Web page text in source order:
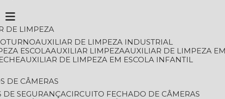
DE LIMPEZA
AUXILIAR DE LIMPEZA INDUSTRIAL
ESCOLA AUXILIAR LIMPEZA
AUXILIAR DE LIMPEZA
AUXILIAR DE LIMPEZA EM ESCOLA INFANTIL
DE CÂMERAS
DE SEGURANÇA
CIRCUITO FECHADO DE CÂMERAS